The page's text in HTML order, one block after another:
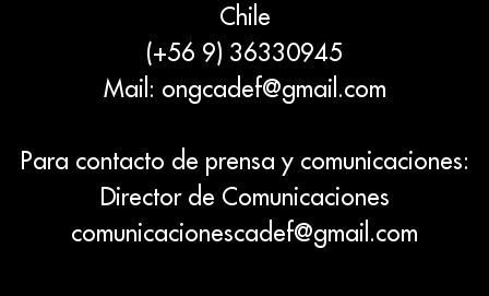
Chile
(+56 9) 36330945
Mail: ongcadef@gmail.com
Para contacto de prensa y comunicaciones:
Director de Comunicaciones
comunicacionescadef@gmail.com